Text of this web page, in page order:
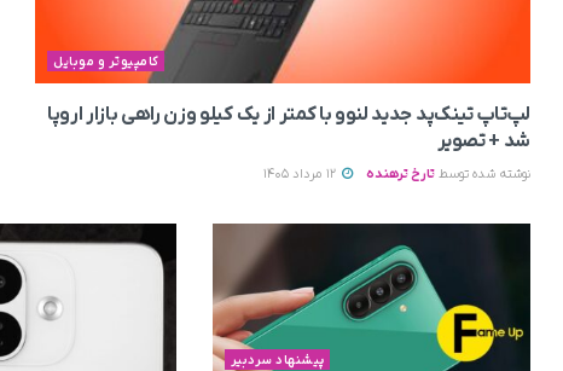
کامپیوتر و موبایل
لپ‌تاپ تینک‌پد جدید لنوو با کمتر از یک کیلو وزن راهی بازار اروپا
شد + تصویر
نوشته شده توسط تارخ ترهنده
پیشنهاد سردبیر